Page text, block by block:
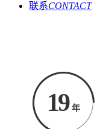
联系CONTACT
19 年